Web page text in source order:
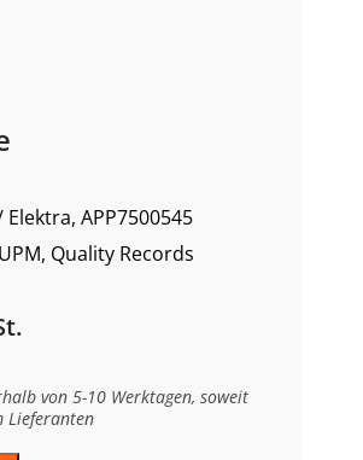
APP7500545
Quality Records
von 5-10 Werktagen, soweit
Lieferanten